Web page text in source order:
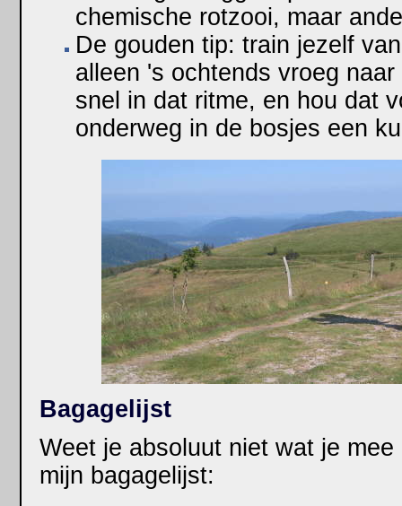
chemische rotzooi, maar
De gouden tip: train jezelf
alleen 's ochtends vroeg
snel in dat ritme, en hou dat
onderweg in de bosjes een
Bagagelijst
Weet je absoluut niet wat je
mijn bagagelijst: